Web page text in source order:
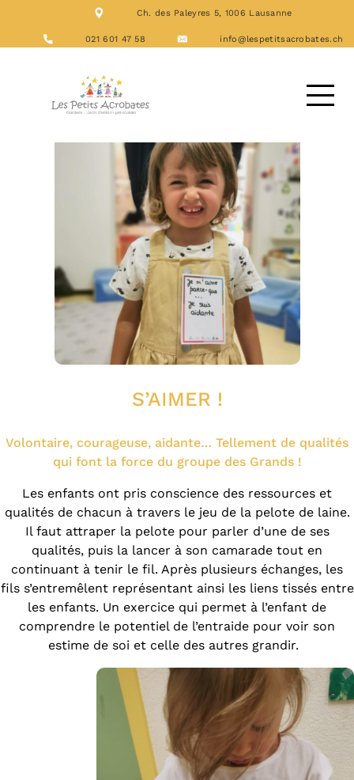
Ch. des Paleyres 5, 1006 Lausanne
021 601 47 58 info@lespetitsacrobates.ch
NOS FORMATIONS
LES REPAS
DEMANDE D’ACCUEIL
S’AIMER !
Volontaire, courageuse, aidante… Tellement de qualités
qui font la force du groupe des Grands !
Les enfants ont pris conscience des ressources et
qualités de chacun à travers le jeu de la pelote de laine.
Il faut attraper la pelote pour parler d’une de ses
qualités, puis la lancer à son camarade tout en
continuant à tenir le fil. Après plusieurs échanges, les
fils s’entremêlent représentant ainsi les liens tissés entre
les enfants. Un exercice qui permet à l’enfant de
comprendre le potentiel de l’entraide pour voir son
estime de soi et celle des autres grandir.